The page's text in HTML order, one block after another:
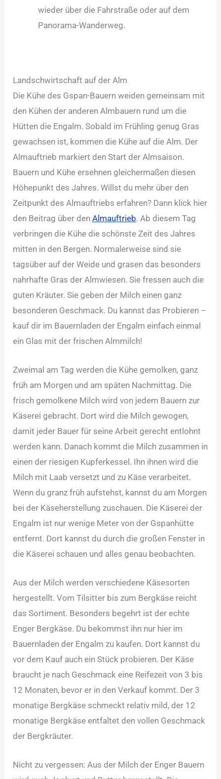
wieder über die Fahrstraße oder auf dem
Panorama-Wanderweg.
Landschwirtschaft auf der Alm
Die Kühe des Gspan-Bauern weiden gemeinsam mit
den Kühen der anderen Almbauern rund um die
Hütten die Engalm. Sobald im Frühling genug Gras
gewachsen ist, kommen die Kühe auf die Alm. Der
Almauftrieb markiert den Start der Almsaison.
Bauern und Kühe ersehnen gleichermaßen diesen
Höhepunkt des Jahres. Willst du mehr über den
Zeitpunkt des Almauftriebs erfahren? Dann klick hier
den Beitrag über denAlmauftrieb. Ab diesem Tag
verbringen die Kühe die schönste Zeit des Jahres
mitten in den Bergen. Normalerweise sind sie
tagsüber auf der Weide und grasen das besonders
nahrhafte Gras der Almwiesen. Sie fressen auch die
guten Kräuter. Sie geben der Milch einen ganz
besonderen Geschmack. Du kannst das Probieren –
kauf dir im Bauernladen der Engalm einfach einmal
ein Glas mit der frischen Almmilch!
Zweimal am Tag werden die Kühe gemolken, ganz
früh am Morgen und am späten Nachmittag. Die
frisch gemolkene Milch wird von jedem Bauern zur
Käserei gebracht. Dort wird die Milch gewogen,
damit jeder Bauer für seine Arbeit gerecht entlohnt
werden kann. Danach kommt die Milch zusammen in
einen der riesigen Kupferkessel. Ihn ihnen wird die
Milch mit Laab versetzt und zu Käse verarbeitet.
Wenn du granz früh aufstehst, kannst du am Morgen
bei der Käseherstellung zuschauen. Die Käserei der
Engalm ist nur wenige Meter von der Gspanhütte
entfernt. Dort kannst du durch die großen Fenster in
die Käserei schauen und alles genau beobachten.
Aus der Milch werden verschiedene Käsesorten
hergestellt. Vom Tilsitter bis zum Bergkäse reicht
das Sortiment. Besonders begehrt ist der echte
Enger Bergkäse. Du bekommst ihn nur hier im
Bauernladen der Engalm zu kaufen. Dort kannst du
vor dem Kauf auch ein Stück probieren. Der Käse
braucht je nach Geschmack eine Reifezeit von 3 bis
12 Monaten, bevor er in den Verkauf kommt. Der 3
monatige Bergkäse schmeckt relativ mild, der 12
monatige Bergkäse entfaltet den vollen Geschmack
der Bergkräuter.
Nicht zu vergessen: Aus der Milch der Enger Bauern